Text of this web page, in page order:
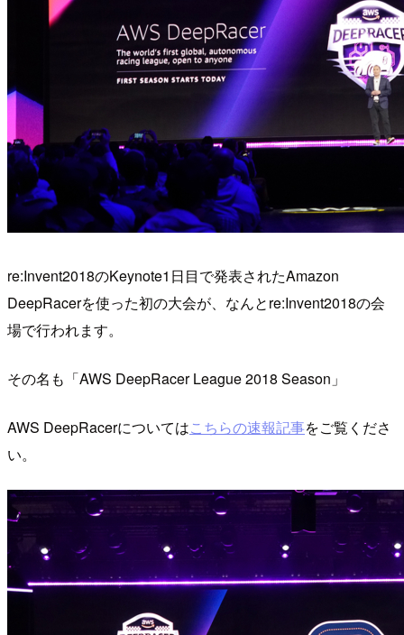
re:Invent2018のKeynote1日目で発表されたAmazon
DeepRacerを使った初の大会が、なんとre:Invent2018の会
場で行われます。
その名も「AWS DeepRacer League 2018 Season」
AWS DeepRacerについてはこちらの速報記事をご覧くださ
い。